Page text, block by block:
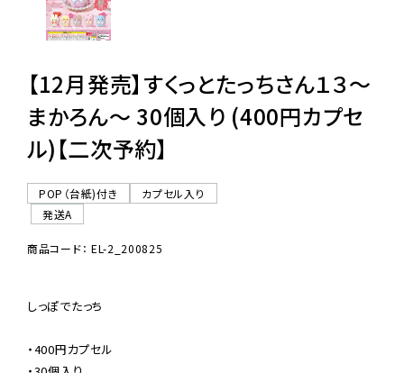
06-6282-7659
【12月発売】すくっとたっちさん１３〜
まかろん〜 30個入り (400円カプセ
ル)【二次予約】
POP（台紙)付き
カプセル入り
発送A
商品コード： EL-2_200825
しっぽでたっち
・400円カプセル